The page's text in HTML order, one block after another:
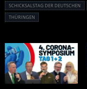
SCHICKSALSTAG DER DEUTSCHEN
THÜRINGEN